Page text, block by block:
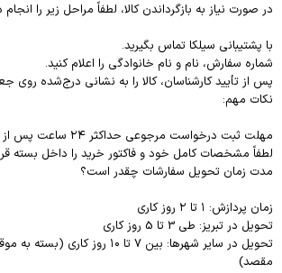
در صورت نیاز به بازگرداندن کالا، لطفاً مراحل زیر را
با پشتیبانی سیلکا تماس بگیرید.
شماره سفارش، نام و نام خانوادگی را اعلام کنید.
پس از تأیید کارشناسان، کالا را به نشانی درج‌شده روی
نکات مهم:
مهلت ثبت درخواست مرجوعی حداکثر ۲۴ ساعت پس از دریافت سفارش است.
لطفاً مشخصات کامل خود و فاکتور خرید را داخل بسته
مدت زمان تحویل سفارشات چقدر است؟
زمان پردازش: ۱ تا ۲ روز کاری
تحویل در تبریز: طی 3 تا 5 روز کاری
تحویل در سایر شهرها: بین 7 تا ۱۰
مقصد)